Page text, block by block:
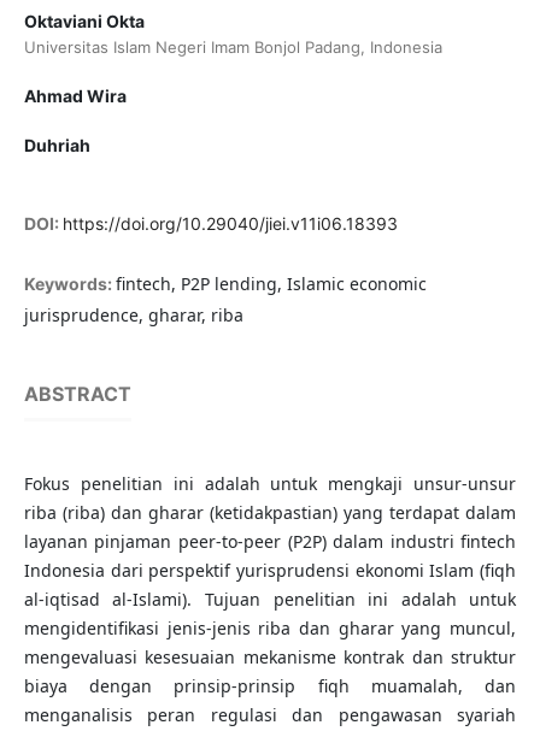
Oktaviani Okta
Universitas Islam Negeri Imam Bonjol Padang, Indonesia
Ahmad Wira
Duhriah
DOI: https://doi.org/10.29040/jiei.v11i06.18393
Keywords: fintech, P2P lending, Islamic economic
jurisprudence, gharar, riba
ABSTRACT
Fokus penelitian ini adalah untuk mengkaji unsur-unsur
riba (riba) dan gharar (ketidakpastian) yang terdapat dalam
layanan pinjaman peer-to-peer (P2P) dalam industri fintech
Indonesia dari perspektif yurisprudensi ekonomi Islam (fiqh
al-iqtisad al-Islami). Tujuan penelitian ini adalah untuk
mengidentifikasi jenis-jenis riba dan gharar yang muncul,
mengevaluasi kesesuaian mekanisme kontrak dan struktur
biaya dengan prinsip-prinsip fiqh muamalah, dan
menganalisis peran regulasi dan pengawasan syariah